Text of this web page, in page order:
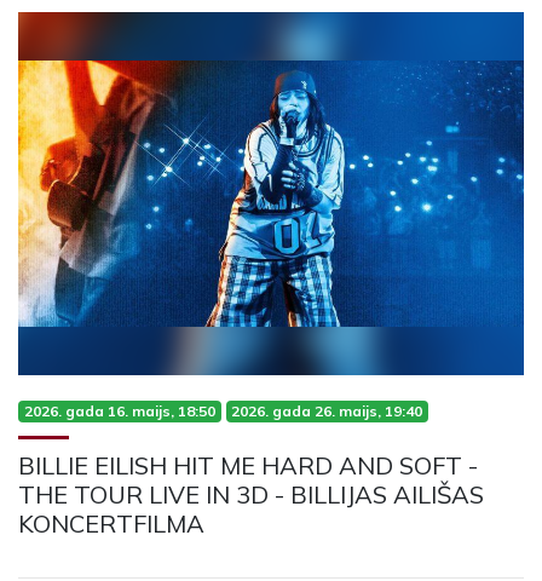
2026. gada 16. maijs, 18:50 2026. gada 26. maijs, 19:40
BILLIE EILISH HIT ME HARD AND SOFT -
THE TOUR LIVE IN 3D - BILLIJAS AILIŠAS
KONCERTFILMA